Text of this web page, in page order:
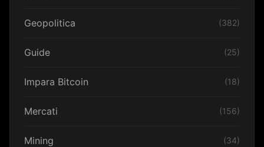
Geopolitica (382)
Guide (25)
Impara Bitcoin (18)
Mercati (156)
Mining (34)